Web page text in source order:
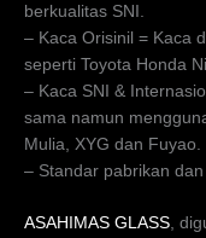
berkualitas SNI.
– Kaca Orisinil = Kaca
seperti Toyota Honda
– Kaca SNI &
sama namun
Mulia, XYG dan Fuyao.
– Standar pabrikan
ASAHIMAS GLASS,